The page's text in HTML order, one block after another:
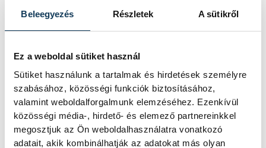
Beleegyezés Részletek A sütikről
Ez a weboldal sütiket használ
Sütiket használunk a tartalmak és hirdetések személyre
szabásához, közösségi funkciók biztosításához,
valamint weboldalforgalmunk elemzéséhez. Ezenkívül
közösségi média-, hirdető- és elemező partnereinkkel
megosztjuk az Ön weboldalhasználatra vonatkozó
adatait, akik kombinálhatják az adatokat más olyan